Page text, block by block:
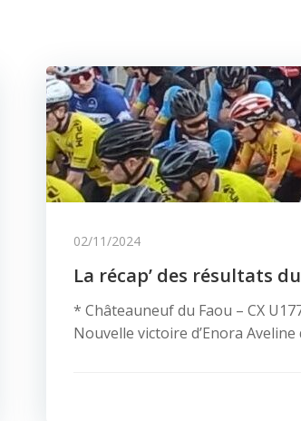
02/11/2024
La récap’ des résultats
* Châteauneuf du Faou – CX
Nouvelle victoire d’Enora